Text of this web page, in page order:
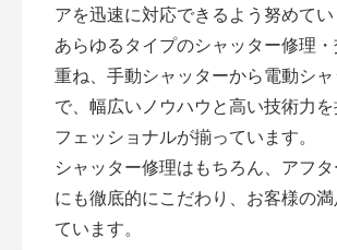
アを迅速に対応できるよう努めてい
あらゆるタイプのシャッター修理
重ね、手動シャッターから電動シャ
で、幅広いノウハウと高い技術力を
フェッショナルが揃っています。
シャッター修理はもちろん、アフ
にも徹底的にこだわり、お客様の
ています。